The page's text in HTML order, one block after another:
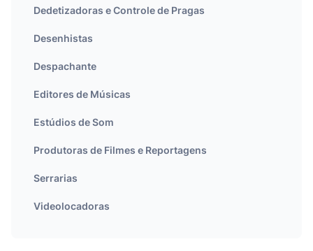
Dedetizadoras e Controle de Pragas
Desenhistas
Despachante
Editores de Músicas
Estúdios de Som
Produtoras de Filmes e Reportagens
Serrarias
Videolocadoras